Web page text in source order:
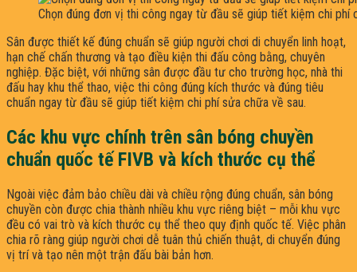
Chọn đúng đơn vị thi công ngay từ đầu sẽ giúp tiết kiệm chi phí
Sân được thiết kế đúng chuẩn sẽ giúp người chơi di chuyển linh hoạt,
hạn chế chấn thương và tạo điều kiện thi đấu công bằng, chuyên
nghiệp. Đặc biệt, với những sân được đầu tư cho trường học, nhà thi
đấu hay khu thể thao, việc thi công đúng kích thước và đúng tiêu
chuẩn ngay từ đầu sẽ giúp tiết kiệm chi phí sửa chữa về sau.
Các khu vực chính trên sân bóng chuyền
chuẩn quốc tế FIVB và kích thước cụ thể
Ngoài việc đảm bảo chiều dài và chiều rộng đúng chuẩn, sân bóng
chuyền còn được chia thành nhiều khu vực riêng biệt – mỗi khu vực
đều có vai trò và kích thước cụ thể theo quy định quốc tế. Việc phân
chia rõ ràng giúp người chơi dễ tuân thủ chiến thuật, di chuyển đúng
vị trí và tạo nên một trận đấu bài bản hơn.